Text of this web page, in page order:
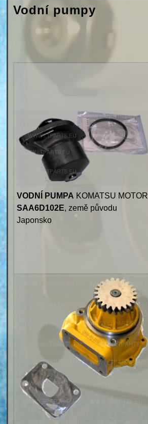
Vodní pumpy
VODNÍ PUMPA KOMATSU MOTOR
SAA6D102E, země původu
Japonsko